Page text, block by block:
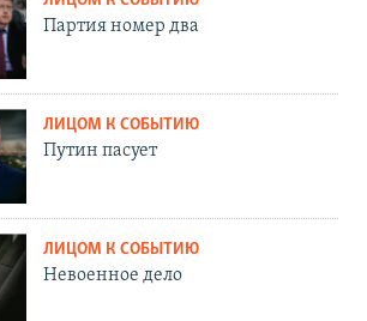
Партия номер два
ЛИЦОМ К СОБЫТИЮ
Путин пасует
ЛИЦОМ К СОБЫТИЮ
Невоенное дело